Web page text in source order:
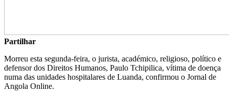
Partilhar
Morreu esta segunda-feira, o jurista, académico, religioso, político e
defensor dos Direitos Humanos, Paulo Tchipilica, vítima de doença
numa das unidades hospitalares de Luanda, confirmou o Jornal de
Angola Online.